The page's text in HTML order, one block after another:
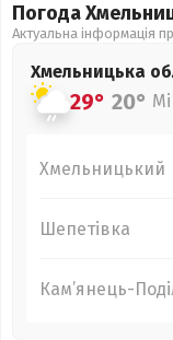
Погода
Актуальна інформація
Хмельницька
29° 20°
Хмельницький
Шепетівка
Кам’янець-